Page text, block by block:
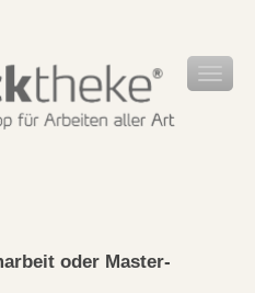
oder Master-